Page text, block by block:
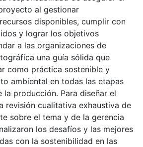
al gestionar
disponibles, cumplir con
y lograr los objetivos
a las organizaciones de
una guía sólida que
como práctica sostenible y
ambiental en todas las etapas
producción. Para diseñar el
revisión cualitativa exhaustiva de
sobre el tema y de la gerencia
los desafíos y las mejores
con la sostenibilidad en las